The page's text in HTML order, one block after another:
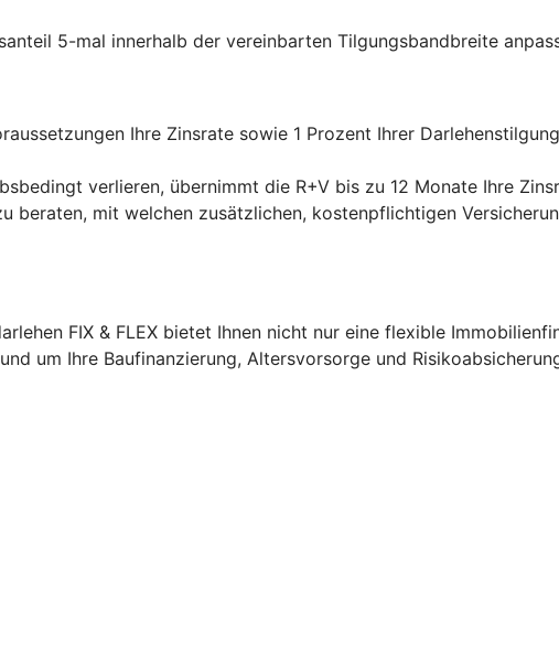
5-mal innerhalb der vereinbarten Tilgungsbandbreite
Ihre Zinsrate sowie 1 Prozent Ihrer
verlieren, übernimmt die R+V bis zu 12 Monate Ihre
beraten, mit welchen zusätzlichen, kostenpflichtigen
FIX & FLEX bietet Ihnen nicht nur eine flexible
um Ihre Baufinanzierung, Altersvorsorge und